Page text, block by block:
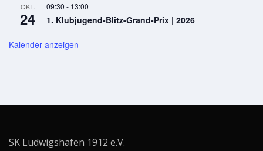
OKT.
24
09:30 - 13:00
1. Klubjugend-Blitz-Grand-Prix | 2026
Kalender anzeigen
SK Ludwigshafen 1912 e.V.